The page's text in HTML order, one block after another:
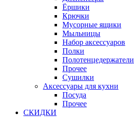
Ёршики
Крючки
Мусорные ящики
Мыльницы
Набор аксессуаров
Полки
Полотенцедержатели
Прочее
Сушилки
Аксессуары для кухни
Посуда
Прочее
СКИДКИ